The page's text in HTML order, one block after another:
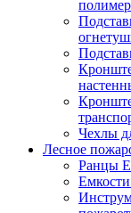
Чехлы
Лесное
Ранцы